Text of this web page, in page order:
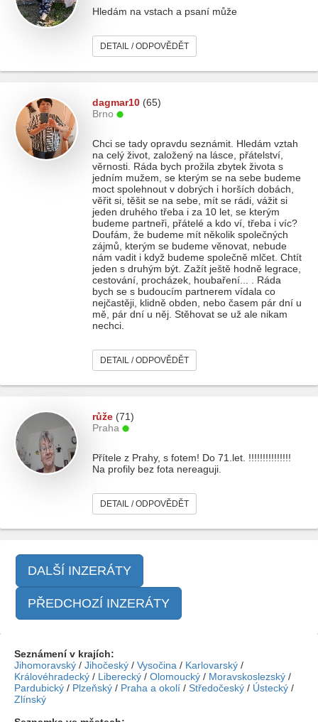
Hledám na vstach a psaní může
DETAIL / ODPOVĚDĚT
dagmar10 (65)
Brno
Chci se tady opravdu seznámit. Hledám vztah
na celý život, založený na lásce, přátelství,
věrnosti. Ráda bych prožila zbytek života s
jedním mužem, se kterým se na sebe budeme
moct spolehnout v dobrých i horších dobách,
věřit si, těšit se na sebe, mít se rádi, vážit si
jeden druhého třeba i za 10 let, se kterým
budeme partneři, přátelé a kdo ví, třeba i víc?
Doufám, že budeme mít několik společných
zájmů, kterým se budeme věnovat, nebude
nám vadit i když budeme společně mlčet. Chtít
jeden s druhým být. Zažít ještě hodně legrace,
cestování, procházek, houbaření... . Ráda
bych se s budoucím partnerem vídala co
nejčastěji, klidně obden, nebo časem pár dní u
mě, pár dní u něj. Stěhovat se už ale nikam
nechci.
DETAIL / ODPOVĚDĚT
růže (71)
Praha
Přítele z Prahy, s fotem! Do 71.let. !!!!!!!!!!!!!!!
Na profily bez fota nereaguji.
DETAIL / ODPOVĚDĚT
DALŠÍ INZERÁTY
PŘEDCHOZÍ INZERÁTY
Seznámení v krajích:
Jihomoravský / Jihočeský / Vysočina / Karlovarský /
Královéhradecký / Liberecký / Olomoucký / Moravskoslezský /
Pardubický / Plzeňský / Praha a okolí / Středočeský / Ústecký /
Zlínský